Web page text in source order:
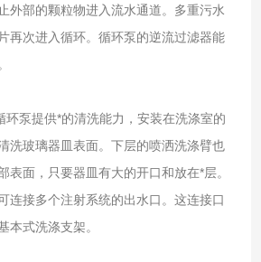
外部的颗粒物进入流水通道。多重污水
再次进入循环。循环泵的逆流过滤器能
环泵提供*的清洗能力，安装在洗涤室的
洗玻璃器皿表面。下层的喷洒洗涤臂也
表面，只要器皿有大的开口和放在*层。
连接多个注射系统的出水口。这连接口
本式洗涤支架。